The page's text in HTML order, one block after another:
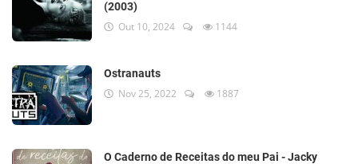
(2003)
Out 10, 2024 1144
Ostranauts
Nov 25, 2022 1887
O Caderno de Receitas do meu Pai - Jacky